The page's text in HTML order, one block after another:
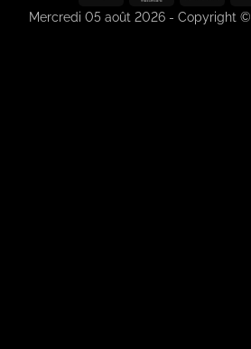
2
Mercredi 05 août 2026 - Copyright ©